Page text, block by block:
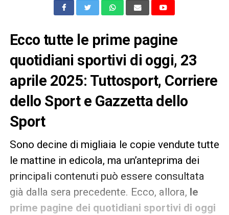
Ecco tutte le prime pagine
quotidiani sportivi di oggi, 23
aprile 2025: Tuttosport, Corriere
dello Sport e Gazzetta dello
Sport
Sono decine di migliaia le copie vendute tutte
le mattine in edicola, ma un’anteprima dei
principali contenuti può essere consultata
già dalla sera precedente. Ecco, allora, le
prime pagine dei quotidiani sportivi di oggi